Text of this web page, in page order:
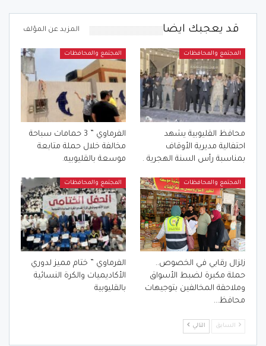
قد يعجبك ايضا المزيد عن المؤلف
المجتمع والمحافظات
محافظ القليوبية يشهد
احتفالية مديرية الأوقاف
بمناسبة رأس السنة الهجرية .
المجتمع والمحافظات
الفرماوي ” 3 حمامات سباحة
مخالفة خلال حملة متابعة
موسعة بالقليوبيه.
المجتمع والمحافظات
زلزال رقابي في الخصوص..
حملة مكبرة لضبط الأسواق
وملاحقة المخالفين بتوجيهات
محافظ…
المجتمع والمحافظات
الفرماوي ” ختام مميز لدوري
الأكاديميات والكرة النسائية
بالقليوبية
السابق التالي